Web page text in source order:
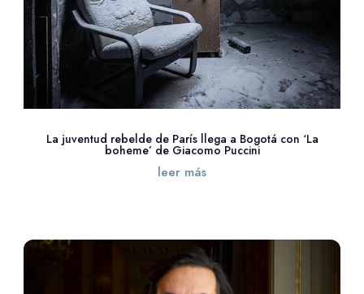
La juventud rebelde de París llega a Bogotá con ‘La
boheme’ de Giacomo Puccini
leer más